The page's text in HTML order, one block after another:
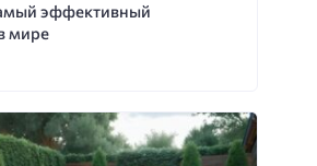
эффективный
мире